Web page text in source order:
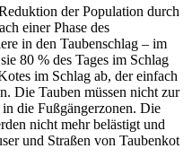
der Population durch
einer Phase des
in den Taubenschlag – im
80 % des Tages im Schlag
im Schlag ab, der einfach
Die Tauben müssen nicht zur
die Fußgängerzonen. Die
nicht mehr belästigt und
und Straßen von Taubenkot